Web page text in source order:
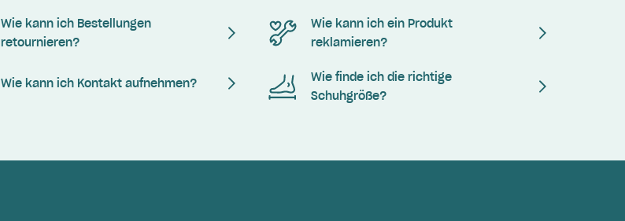
Wie kann ich Bestellungen
retournieren?
Wie kann ich ein Produkt
reklamieren?
Wie kann ich Kontakt aufnehmen?
Wie finde ich die richtige
Schuhgröße?